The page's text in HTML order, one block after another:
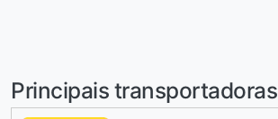
Principais transportadoras